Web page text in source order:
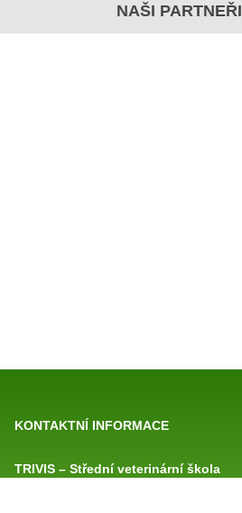
NAŠI PARTNEŘI
KONTAKTNÍ INFORMACE
TRIVIS – Střední veterinárníškola